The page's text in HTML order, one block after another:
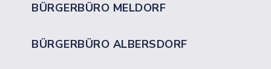
BÜRGERBÜRO MELDORF
BÜRGERBÜRO ALBERSDORF